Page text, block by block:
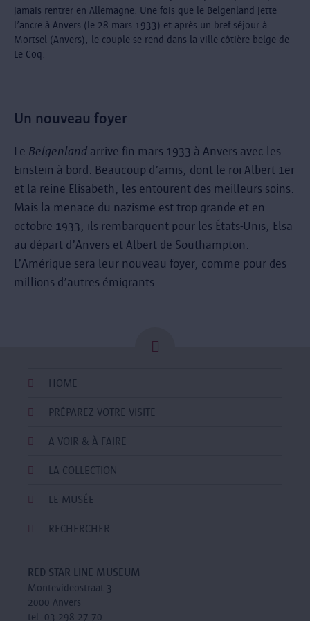
jamais rentrer en Allemagne. Une fois que le Belgenland jette
l’ancre à Anvers (le 28 mars 1933) et après un bref séjour à
Mortsel (Anvers), le couple se rend dans la ville côtière belge de
Le Coq.
Un nouveau foyer
Le Belgenland arrive fin mars 1933 à Anvers avec les
Einstein à bord. Beaucoup d’amis, dont le roi Albert 1er
et la reine Elisabeth, les entourent des meilleurs soins.
Mais la menace du nazisme est trop grande et en
octobre 1933, ils rembarquent pour les États-Unis, Elsa
au départ d’Anvers et Albert de Southampton.
L’Amérique sera leur nouveau foyer, comme pour des
millions d’autres émigrants.
HOME
PRÉPAREZ VOTRE VISITE
A VOIR & À FAIRE
LA COLLECTION
LE MUSÉE
RECHERCHER
RED STAR LINE MUSEUM
Montevideostraat 3
2000 Anvers
tel. 03 298 27 70